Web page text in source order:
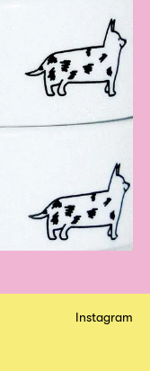
Instagram